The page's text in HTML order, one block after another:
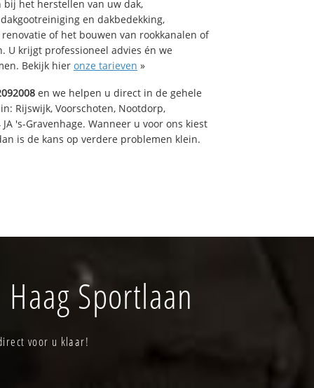
bij het herstellen van uw dak,
en dakbedekking,
of het bouwen van rookkanalen of
U krijgt professioneel advies én we
Bekijk hier onze tarieven »
en we helpen u direct in de gehele
Rijswijk, Voorschoten, Nootdorp,
's-Gravenhage. Wanneer u voor ons kiest
is de kans op verdere problemen klein.
Sportlaan
voor u klaar!